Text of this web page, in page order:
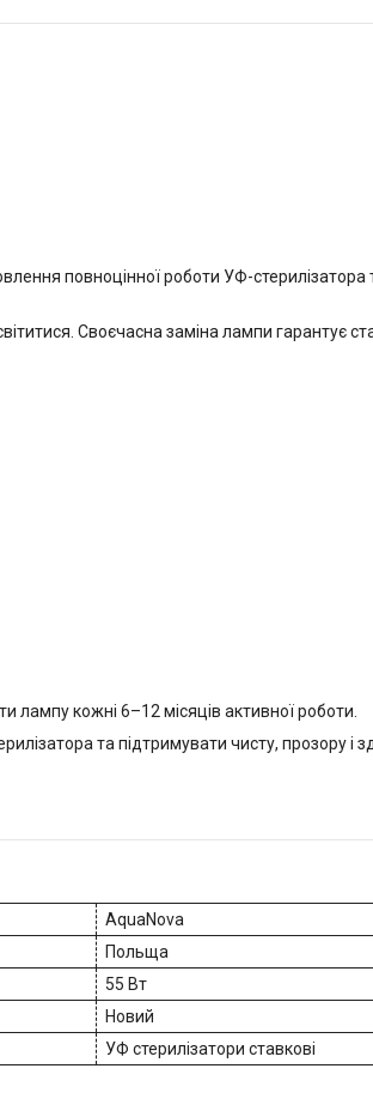
повноцінної роботи УФ-стерилізатора
Своєчасна заміна лампи гарантує
лампу кожні 6–12 місяців активної роботи.
та підтримувати чисту, прозору і
AquaNova
Польща
55 Вт
Новий
УФ стерилізатори ставкові